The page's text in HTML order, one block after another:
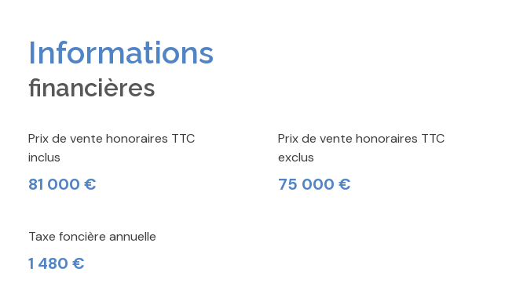
Informations
financières
Prix de vente honoraires TTC
inclus
81 000 €
Prix de vente honoraires TTC
exclus
75 000 €
Taxe foncière annuelle
1 480 €